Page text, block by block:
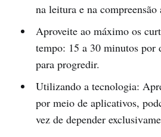
na leitura e na compreensão
Aproveite ao máximo os
tempo: 15 a 30 minutos por
para progredir.
Utilizando a tecnologia:
por meio de aplicativos,
vez de depender